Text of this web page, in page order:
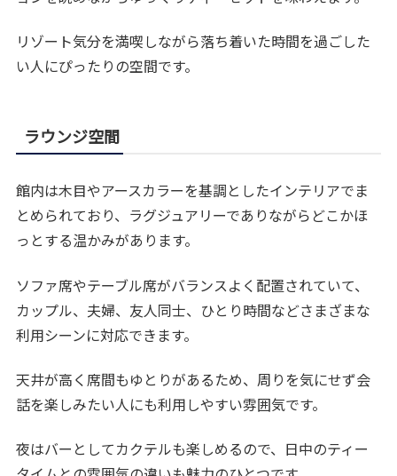
リゾート気分を満喫しながら落ち着いた時間を過ごした
い人にぴったりの空間です。
ラウンジ空間
館内は木目やアースカラーを基調としたインテリアでま
とめられており、ラグジュアリーでありながらどこかほ
っとする温かみがあります。
ソファ席やテーブル席がバランスよく配置されていて、
カップル、夫婦、友人同士、ひとり時間などさまざまな
利用シーンに対応できます。
天井が高く席間もゆとりがあるため、周りを気にせず会
話を楽しみたい人にも利用しやすい雰囲気です。
夜はバーとしてカクテルも楽しめるので、日中のティー